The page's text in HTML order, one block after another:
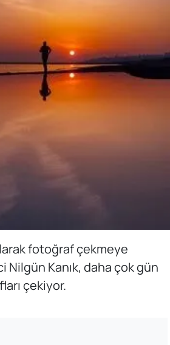
fotoğraf çekmeye
Nilgün Kanık, daha çok gün
çekiyor.